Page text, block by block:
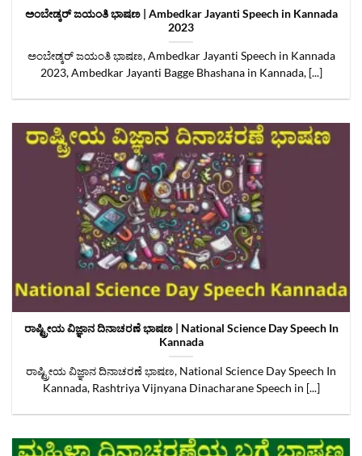
ಅಂಬೇಡ್ಕರ್ ಜಯಂತಿ ಭಾಷಣ | Ambedkar Jayanti Speech in Kannada
2023
ಅಂಬೇಡ್ಕರ್ ಜಯಂತಿ ಭಾಷಣ, Ambedkar Jayanti Speech in Kannada
2023, Ambedkar Jayanti Bagge Bhashana in Kannada, [...]
ರಾಷ್ಟ್ರೀಯ ವಿಜ್ಞಾನ ದಿನಾಚರಣೆ ಭಾಷಣ | National Science Day Speech In
Kannada
ರಾಷ್ಟ್ರೀಯ ವಿಜ್ಞಾನ ದಿನಾಚರಣೆ ಭಾಷಣ, National Science Day Speech In
Kannada, Rashtriya Vijnyana Dinacharane Speech in [...]